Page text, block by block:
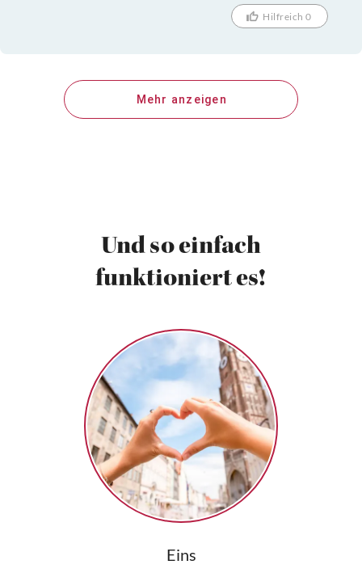
Hilfreich 0
Mehr anzeigen
Und so einfach
funktioniert es!
Eins